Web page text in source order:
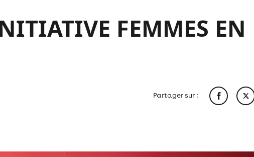
FEMMES EN
Partager sur :